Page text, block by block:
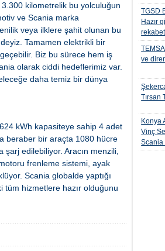
TGSD
Hazır
ve
Tırsan
Konya
Vinç
Scania
kilometrelik bu yolculuğun
ve Scania marka
veya ilklere şahit olunan bu
Tamamen elektrikli bir
Biz bu sürece hem iş
olarak ciddi hedeflerimiz var.
daha temiz bir dünya
kWh kapasiteye sahip 4 adet
beraber bir araçta 1080 hücre
şarj edilebiliyor. Aracın menzili,
frenleme sistemi, ayak
Scania globalde yaptığı
tüm hizmetlere hazır olduğunu